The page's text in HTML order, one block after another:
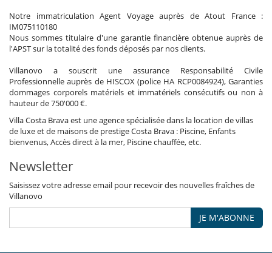
Notre immatriculation Agent Voyage auprès de Atout France :
IM075110180
Nous sommes titulaire d'une garantie financière obtenue auprès de
l'APST sur la totalité des fonds déposés par nos clients.
Villanovo a souscrit une assurance Responsabilité Civile
Professionnelle auprès de HISCOX (police HA RCP0084924), Garanties
dommages corporels matériels et immatériels consécutifs ou non à
hauteur de 750'000 €.
Villa Costa Brava est une agence spécialisée dans la location de villas
de luxe et de maisons de prestige Costa Brava : Piscine, Enfants
bienvenus, Accès direct à la mer, Piscine chauffée, etc.
Newsletter
Saisissez votre adresse email pour recevoir des nouvelles fraîches de
Villanovo
JE M'ABONNE